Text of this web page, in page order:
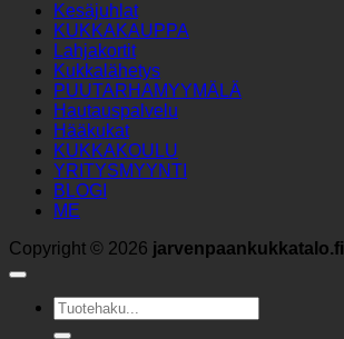
Kesäjuhlat
KUKKAKAUPPA
Lahjakortit
Kukkalähetys
PUUTARHAMYYMÄLÄ
Hautauspalvelu
Hääkukat
KUKKAKOULU
YRITYSMYYNTI
BLOGI
ME
Copyright © 2026 jarvenpaankukkatalo.fi
Etsi: